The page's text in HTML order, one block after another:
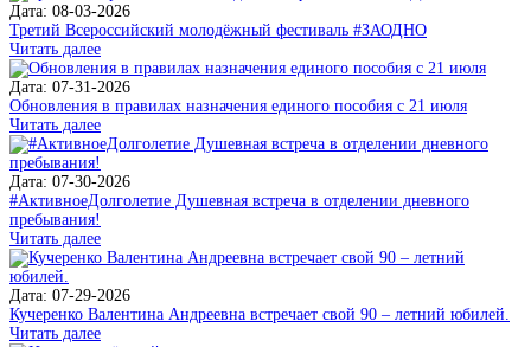
Дата: 08-03-2026
Третий Всероссийский молодёжный фестиваль #ЗАОДНО
Читать далее
Дата: 07-31-2026
Обновления в правилах назначения единого пособия с 21 июля
Читать далее
Дата: 07-30-2026
#АктивноеДолголетие Душевная встреча в отделении дневного
пребывания!
Читать далее
Дата: 07-29-2026
Кучеренко Валентина Андреевна встречает свой 90 – летний юбилей.
Читать далее